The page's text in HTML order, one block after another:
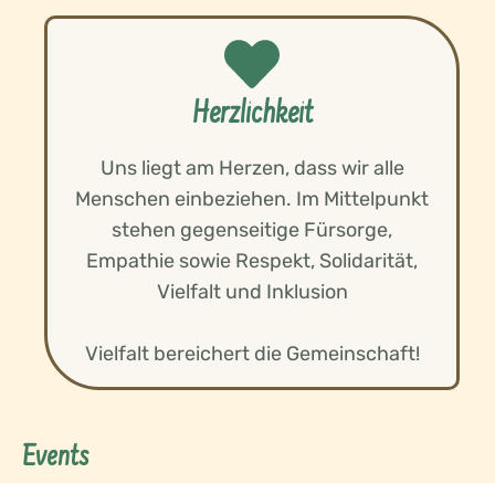
Herzlichkeit
Uns liegt am Herzen, dass wir alle
Menschen einbeziehen. Im Mittelpunkt
stehen gegenseitige Fürsorge,
Empathie sowie Respekt, Solidarität,
Vielfalt und Inklusion
Vielfalt bereichert die Gemeinschaft!
Events